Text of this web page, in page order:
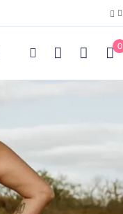
0